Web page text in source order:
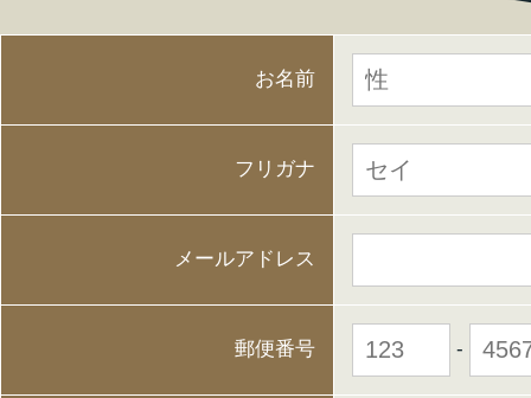
お名前
フリガナ
メールアドレス
郵便番号 -